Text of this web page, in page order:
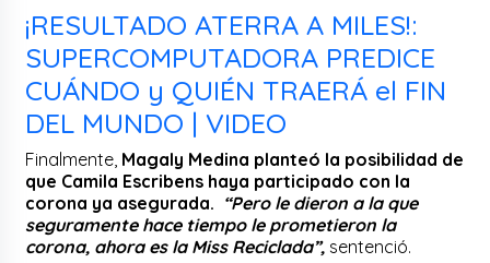
¡RESULTADO ATERRA A MILES!:
SUPERCOMPUTADORA PREDICE
CUÁNDO y QUIÉN TRAERÁ el FIN
DEL MUNDO | VIDEO
Finalmente, Magaly Medina planteó la posibilidad de
que Camila Escribens haya participado con la
corona ya asegurada. “Pero le dieron a la que
seguramente hace tiempo le prometieron la
corona, ahora es la Miss Reciclada”, sentenció.